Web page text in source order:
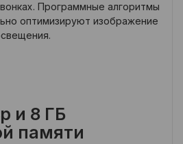
Программные алгоритмы
оптимизируют изображение
и 8 ГБ
памяти